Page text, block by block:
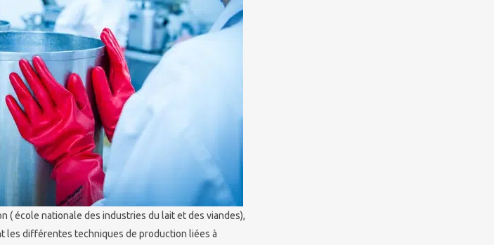
( école nationale des industries du lait et des viandes),
les différentes techniques de production liées à